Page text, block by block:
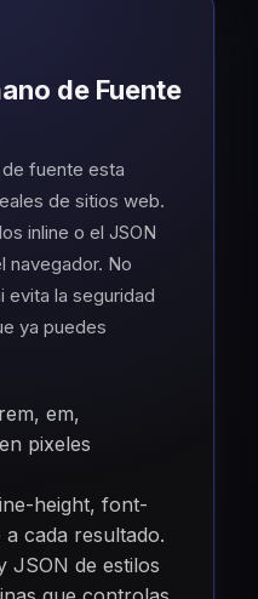
de Fuente
fuente esta
de sitios web.
inline o el JSON
navegador. No
evita la seguridad
ya puedes
em,
pixeles
height, font-
cada resultado.
JSON de estilos